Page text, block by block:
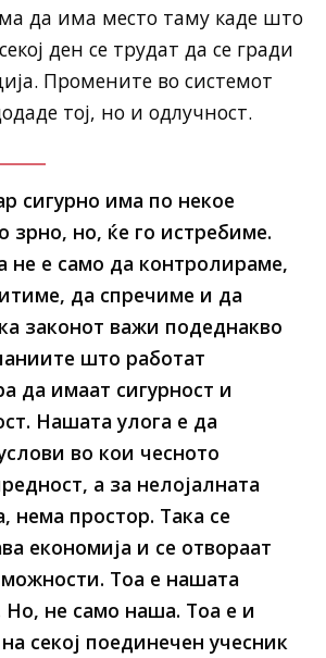
да има место таму каде што
ден се трудат да се гради
Промените во системот
тој, но и одлучност.
сигурно има по некое
зрно, но, ќе го истребиме.
не е само да контролираме,
да спречиме и да
законот важи подеднакво
што работат
да имаат сигурност и
Нашата улога е да
во кои чесното
а за нелојалната
нема простор. Така се
економија и се отвораат
Тоа е нашата
Но, не само наша. Тоа е и
секој поединечен учесник